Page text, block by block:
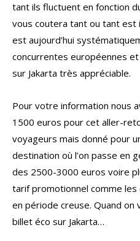
tant ils fluctuent en fonction
vous coutera tant ou tant est
est aujourd’hui
concurrentes européennes
sur Jakarta très appréciable.
Pour votre information nous
1500 euros pour cet aller-
voyageurs mais donné pour
destination où l’on passe en
des 2500-3000 euros voire
tarif promotionnel comme
en période creuse. Quand on
billet éco sur Jakarta…